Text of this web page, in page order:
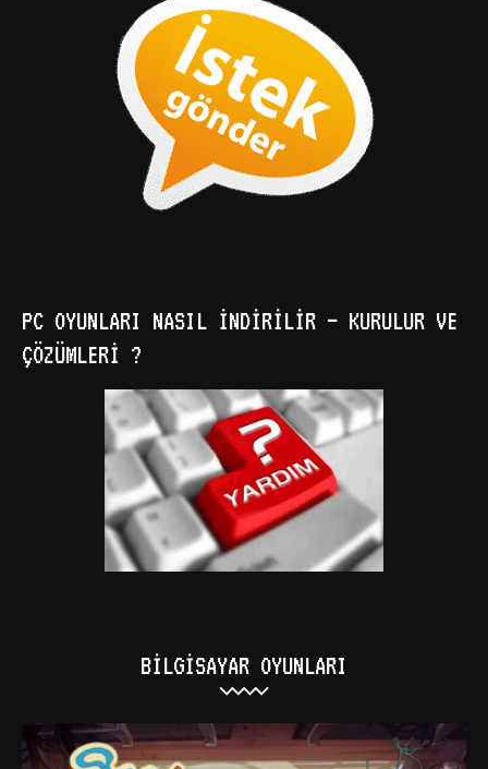
PC OYUNLARI NASIL İNDIRILIR – KURULUR VE
ÇÖZÜMLERI ?
BILGISAYAR OYUNLARI